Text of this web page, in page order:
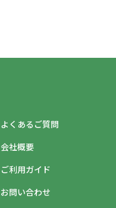
よくあるご質問
ご利用ガイド
会社概要
お問い合わせ